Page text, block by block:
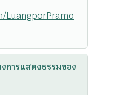
LuangporPramo
การแสดงธรรมของ